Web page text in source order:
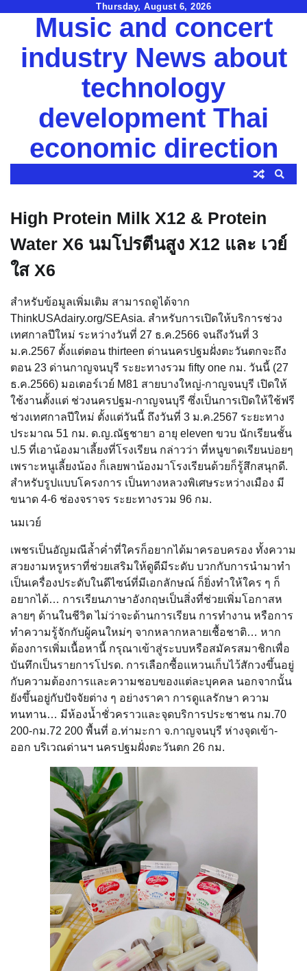
Thursday, August 6, 2026
Music and concert
industry News about
technology
development Thai
economic direction
High Protein Milk X12 & Protein
Water X6 นมโปรตีนสูง X12 และ เวย์
ใส X6
สำหรับข้อมูลเพิ่มเติม สามารถดูได้จาก
ThinkUSAdairy.org/SEAsia. สำหรับการเปิดให้บริการช่วง
เทศกาลปีใหม่ ระหว่างวันที่ 27 ธ.ค.2566 จนถึงวันที่ 3
ม.ค.2567 ตั้งแต่ตอน thirteen ด่านนครปฐมฝั่งตะวันตกจะถึง
ตอน 23 ด่านกาญจนบุรี ระยะทางรวม fifty one กม. วันนี้ (27
ธ.ค.2566) มอเตอร์เวย์ M81 สายบางใหญ่-กาญจนบุรี เปิดให้
ใช้งานตั้งแต่ ช่วงนครปฐม-กาญจนบุรี ซึ่งเป็นการเปิดให้ใช้ฟรี
ช่วงเทศกาลปีใหม่ ตั้งแต่วันนี้ ถึงวันที่ 3 ม.ค.2567 ระยะทาง
ประมาณ 51 กม. ด.ญ.ณัฐชายา อายุ eleven ขวบ นักเรียนชั้น
ป.5 ที่เอาน้องมาเลี้ยงที่โรงเรียน กล่าวว่า ที่หนูขาดเรียนบ่อยๆ
เพราะหนูเลี้ยงน้อง ก็เลยพาน้องมาโรงเรียนด้วยก็รู้สึกสนุกดี.
สำหรับรูปแบบโครงการ เป็นทางหลวงพิเศษระหว่างเมือง มี
ขนาด 4-6 ช่องจราจร ระยะทางรวม 96 กม.
นมเวย์
เพชรเป็นอัญมณีล้ำค่ำที่ใครก็อยากได้มาครอบครอง ทั้งความ
สวยงามหรูหราที่ช่วยเสริมให้ดูดีมีระดับ บวกกับการนำมาทำ
เป็นเครื่องประดับในดีไซน์ที่มีเอกลักษณ์ ก็ยิ่งทำให้ใคร ๆ ก็
อยากได้… การเรียนภาษาอังกฤษเป็นสิ่งที่ช่วยเพิ่มโอกาสห
ลายๆ ด้านในชีวิต ไม่ว่าจะด้านการเรียน การทำงาน หรือการ
ทำความรู้จักกับผู้คนใหม่ๆ จากหลากหลายเชื้อชาติ… หาก
ต้องการเพิ่มเนื้อหานี้ กรุณาเข้าสู่ระบบหรือสมัครสมาชิกเพื่อ
บันทึกเป็นรายการโปรด. การเลือกซื้อแหวนเก็บไว้สักวงขึ้นอยู่
กับความต้องการและความชอบของแต่ละบุคคล นอกจากนั้น
ยังขึ้นอยู่กับปัจจัยต่าง ๆ อย่างราคา การดูแลรักษา ความ
ทนทาน… มีห้องน้ำชั่วคราวและจุดบริการประชาชน กม.70
200-กม.72 200 พื้นที่ อ.ท่ามะกา จ.กาญจนบุรี ห่างจุดเข้า-
ออก บริเวณด่านฯ นครปฐมฝั่งตะวันตก 26 กม.